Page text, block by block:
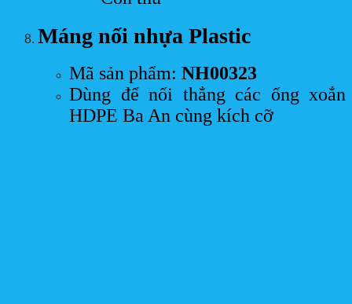
Máng nối nhựa Plastic
Mã sản phẩm: NH00323
Dùng để nối thẳng các ống xoắn
HDPE Ba An cùng kích cỡ